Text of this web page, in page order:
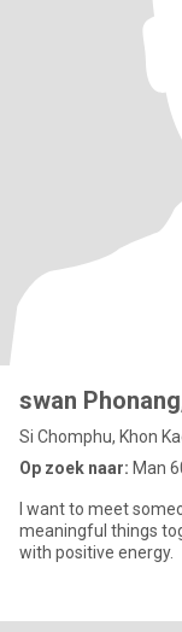
swan Phonang
Si Chomphu, Khon
Op zoek naar: Man
I want to meet
meaningful things
with positive energy.